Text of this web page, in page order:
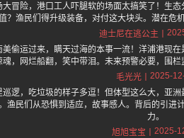
冒险，港口工人吓腿软的场面太搞笑了！生
？渔民们得升级装备，对付这大块头。潜在危
迪士尼在逃公主
偷运过来，瞒天过海的本事一流！洋浦港现
，网烂船翻，笑中带泪。未来预警必要，围
毛光光
2025-
逻，吃垃圾的样子多逗！但体型这么大，亚
渔民们从恐惧到适应，故事感人。背后的引
力。
旭旭宝宝
2025-